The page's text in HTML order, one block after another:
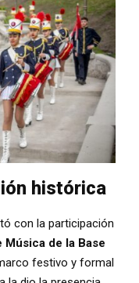
histórica
con la participación
Música de la Base
festivo y formal